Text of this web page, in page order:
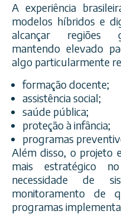
A experiência
modelos híbridos e
alcançar regiões
mantendo elevado
algo particularmente
formação docente;
assistência social;
saúde pública;
proteção à infância;
programas
Além disso, o projeto
mais estratégico
necessidade de
monitoramento de
programas